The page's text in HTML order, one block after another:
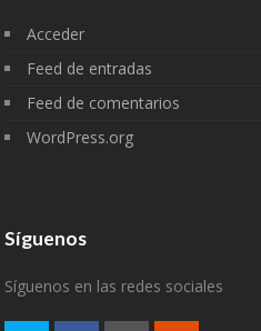
Acceder
Feed de entradas
Feed de comentarios
WordPress.org
Síguenos
Síguenos en las redes sociales